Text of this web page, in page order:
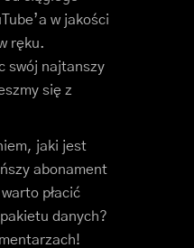
w jakości
ręku.
swój najtanszy
się z
jaki jest
abonament
płacić
danych?